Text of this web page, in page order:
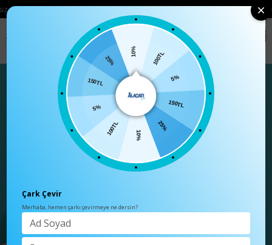
%15
TÜM ÜRÜNLER 10% 100TL
5%
150TL
25%
10%
100TL
5%
150TL
25%
Çark Çevir
Merhaba, hemen çarkı çevirmeye ne dersin?